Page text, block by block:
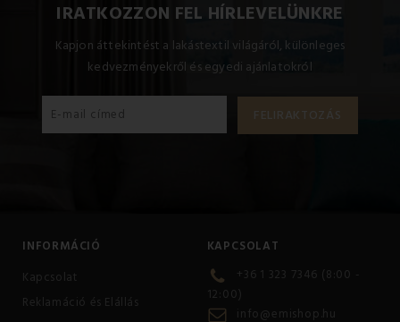
IRATKOZZON FEL HÍRLEVELÜNKRE
Kapjon áttekintést a lakástextil világáról, különleges
kedvezményekről és egyedi ajánlatokról
INFORMÁCIÓ
Kapcsolat
Reklamáció és Elállás
KAPCSOLAT
+36 1 323 7346 (8:00 -
12:00)
info@emishop.hu